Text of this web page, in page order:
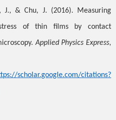
J., & Chu, J. (2016). Measuring
of thin films by contact
Applied Physics Express,
scholar.google.com/citations?